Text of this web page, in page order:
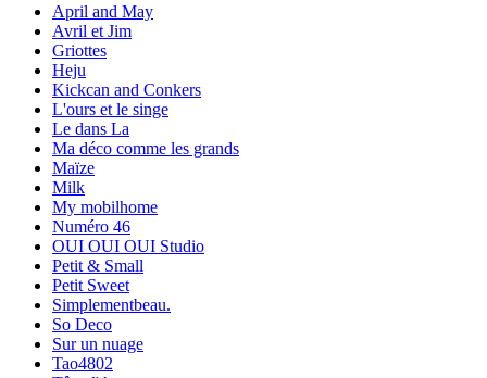
April and May
Avril et Jim
Griottes
Heju
Kickcan and Conkers
L'ours et le singe
Le dans La
Ma déco comme les grands
Maïze
Milk
My mobilhome
Numéro 46
OUI OUI OUI Studio
Petit & Small
Petit Sweet
Simplementbeau.
So Deco
Sur un nuage
Tao4802